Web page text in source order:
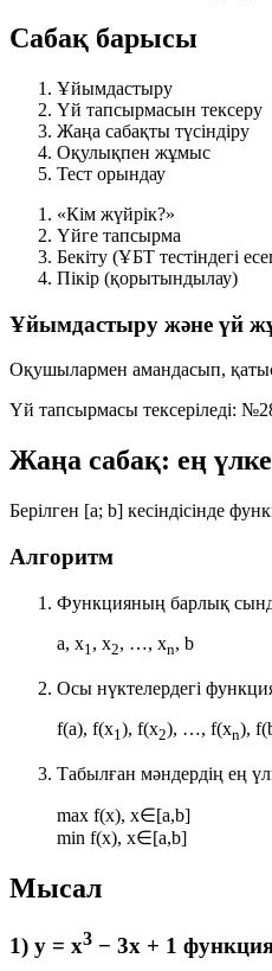
Сабақ барысы
Ұйымдастыру
Үй тапсырмасын тексеру
Жаңа сабақты түсіндіру
Оқулықпен жұмыс
Тест орындау
«Кім жүйрік?»
Үйге тапсырма
Бекіту (ҰБТ тестіндегі
Пікір (қорытындылау)
Ұйымдастыру және үй
Оқушылармен амандасып,
Үй тапсырмасы тексеріледі:
Жаңа сабақ: ең
Берілген [a; b] кесіндісінде
Алгоритм
Функцияның барлық
a, x1 , x2, …, xn, b
Осы нүктелердегі
f(a), f(x1), f(x2), …, f(xn),
Табылған мәндердің ең
max f(x), x∈[a,b]
min f(x), x∈[a,b]
Мысал
1) y = x3 − 3x + 1